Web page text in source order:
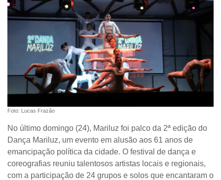
Foto: Lucas Frazão
No último domingo (24), Mariluz foi palco da 2ª edição do
Dança Mariluz, um evento em alusão aos 61 anos de
emancipação política da cidade. O festival de dança e
coreografias reuniu talentosos artistas locais e regionais,
com a participação de 24 grupos e solos que encantaram o